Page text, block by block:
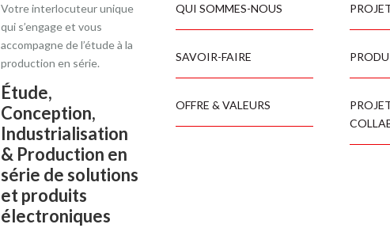
Votre interlocuteur unique
qui s’engage et vous
accompagne de l’étude à la
production en série.
Étude,
Conception,
Industrialisation
& Production en
série de solutions
et produits
électroniques
QUI SOMMES-NOUS
SAVOIR-FAIRE
OFFRE & VALEURS